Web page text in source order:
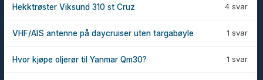
4 svar
Hekktrøster Viksund 310 st Cruz
1 svar
VHF/AIS antenne på daycruiser uten targabøyle
1 svar
Hvor kjøpe oljerør til Yanmar Qm30?